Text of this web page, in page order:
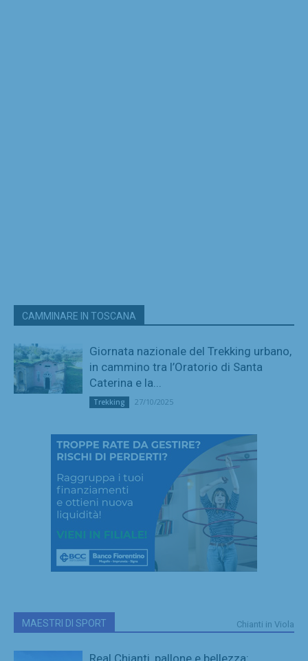
CAMMINARE IN TOSCANA
Giornata nazionale del Trekking urbano,
in cammino tra l’Oratorio di Santa
Caterina e la...
Trekking 27/10/2025
MAESTRI DI SPORT Chianti in Viola